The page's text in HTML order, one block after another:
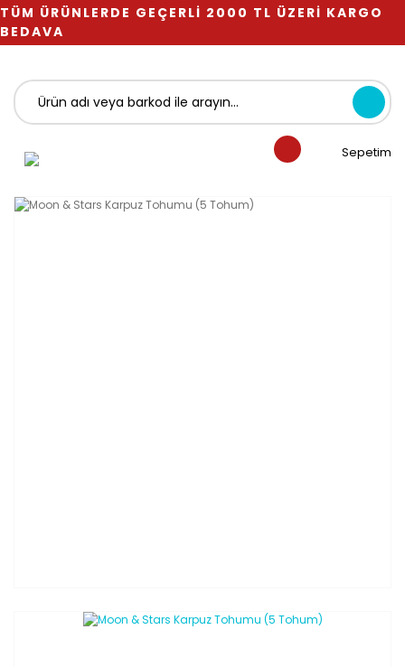
TÜM ÜRÜNLERDE GEÇERLİ 2000 TL ÜZERİ KARGO
BEDAVA
Sepetim